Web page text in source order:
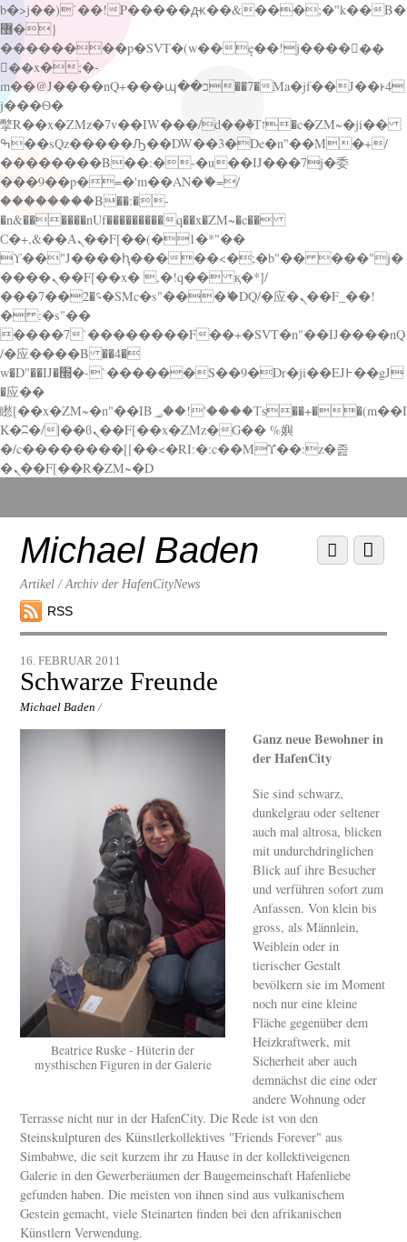
b�>j��)΄��!P�����ԫ��&���;�"k��B�
޶�}
��������p�SVT�(w��ę��!j������
��x�;�-
m��@J����nQ+���պ��כ��7�Ma�jf��J��ͱ4
j���Ѳ�
撆R��x�ZMz�7v��IW���/d��ٞ�Тז�c�ZM~�ji��
ߒ��sQz�����Ԡ��DW��3�De�n"��M�+/
��������B��:�-�u��IJ���7j�委
���9��p�=�'m��AN�ޭ�=/
��������B��:�-
�n&������nUf���������q��x�ZM~�c��
Ϲ�+,&��Ὰܢ��F[��(�1�*"��
ϒ��"J����ԧ�����<�;�b"�� ���"j�
����ܢ��F[��x� ,�!q�� қ�*]/
���؝�2��7�SMc�s"���ޭ�DQ/�应�ܢ��F_��!
� :�s"��
����7`��������F��+�SVT�n"��IJ����nQ
/�应����B ��4�
w�D"��IJ�׭�-`������S��9�Dr�ji��EJ߅��gJ
�应��
矁[��x�ZM~�n"��IB؃��!'����Тѕ��+��(m��I
K�ʭ�/|��ϐܢ��F[��x�ZMz�G�� %嬩
�/c��������[[��<�RI:�:c��MΎ��:z�졾
�ܢ��F[��R�ZM~�D
down
contentMichael Baden
Artikel / Archiv der HafenCityNews
RSS
Menu
Scroll
down
16. FEBRUAR 2011
Schwarze Freunde
Michael Baden /
Beatrice Ruske - Hüterin der
mysthischen Figuren in der Galerie
Ganz neue Bewohner in
der HafenCity
Sie sind schwarz,
dunkelgrau oder seltener
auch mal altrosa, blicken
mit undurchdringlichen
Blick auf ihre Besucher
und verführen sofort zum
Anfassen. Von klein bis
gross, als Männlein,
Weiblein oder in
tierischer Gestalt
bevölkern sie im Moment
noch nur eine kleine
Fläche gegenüber dem
Heizkraftwerk, mit
Sicherheit aber auch
demnächst die eine oder
andere Wohnung oder
Terrasse nicht nur in der HafenCity. Die Rede ist von den
Steinskulpturen des Künstlerkollektives "Friends Forever" aus
Simbabwe, die seit kurzem ihr zu Hause in der kollektiveigenen
Galerie in den Gewerberäumen der Baugemeinschaft Hafenliebe
gefunden haben. Die meisten von ihnen sind aus vulkanischem
Gestein gemacht, viele Steinarten finden bei den afrikanischen
Künstlern Verwendung.